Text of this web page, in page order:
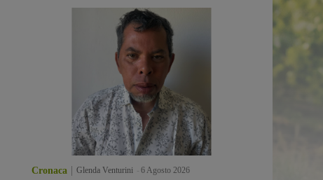
Cronaca Glenda Venturini 6 Agosto 2026